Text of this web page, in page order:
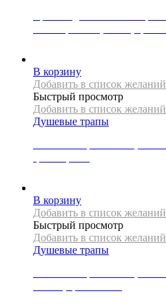
В корзину
Добавить в список желаний
Быстрый просмотр
Добавить в список желаний
Душевые трапы
В корзину
Добавить в список желаний
Быстрый просмотр
Добавить в список желаний
Душевые трапы